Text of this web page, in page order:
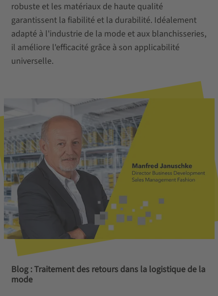
robuste et les matériaux de haute qualité
garantissent la fiabilité et la durabilité. Idéalement
adapté à l'industrie de la mode et aux blanchisseries,
il améliore l'efficacité grâce à son applicabilité
universelle.
Blog : Traitement des retours dans la logistique de la
mode